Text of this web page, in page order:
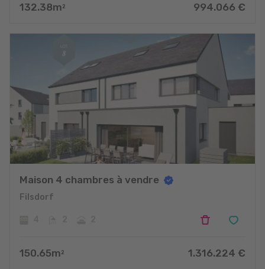
132.38m 2 994.066 €
Maison 4 chambres à vendre
Filsdorf
150.65m 2 1.316.224 €